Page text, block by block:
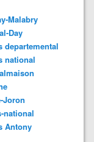
Malabry
Day
departemental
national
Joron
national
Antony